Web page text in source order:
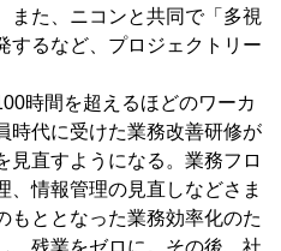
また、ニコンと共同で「多視
するなど、プロジェクトリー
時間を超えるほどのワーカ
時代に受けた業務改善研修が
見直すようになる。業務フロ
、情報管理の見直しなどさま
もととなった業務効率化のた